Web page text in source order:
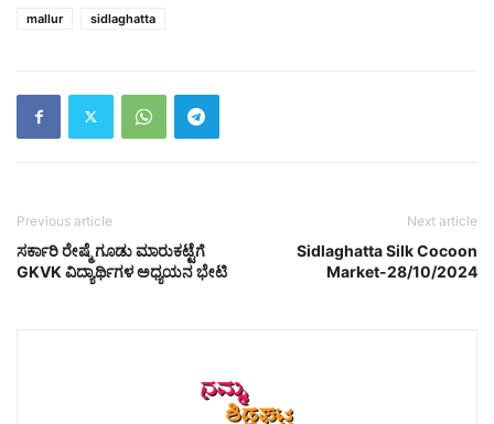
mallur
sidlaghatta
Previous article
ಸರ್ಕಾರಿ ರೇಷ್ಮೆ ಗೂಡು ಮಾರುಕಟ್ಟೆಗೆ
GKVK ವಿದ್ಯಾರ್ಥಿಗಳ ಅಧ್ಯಯನ ಭೇಟಿ
Next article
Sidlaghatta Silk Cocoon
Market-28/10/2024